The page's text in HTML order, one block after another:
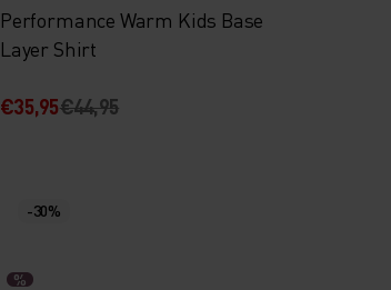
Performance Warm Kids Base
Layer Shirt
€35,95€44,95
-30%
%